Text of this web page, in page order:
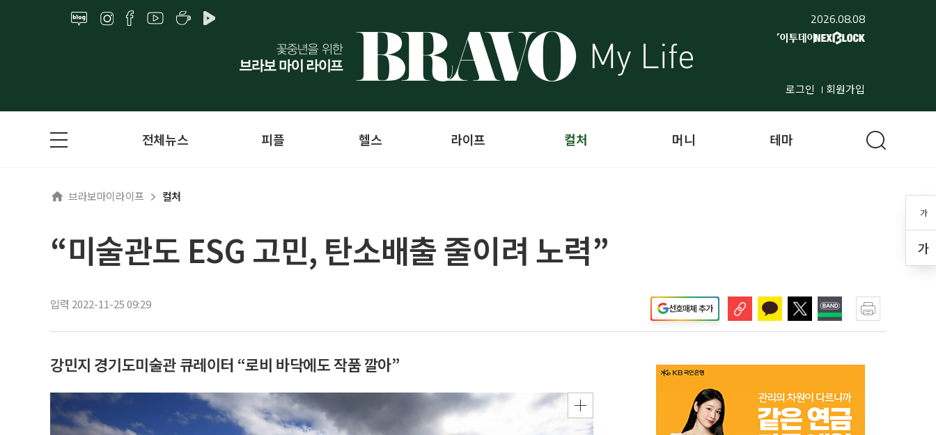
2026.08.08
로그인 회원가입
가
가
전체뉴스 피플 헬스 라이프 컬처 머니 테마
브라보마이라이프 컬처
“미술관도 ESG 고민, 탄소배출 줄이려 노력”
입력 2022-11-25 09:29 선호매체 추가
강민지 경기도미술관 큐레이터 “로비 바닥에도 작품 깔아”